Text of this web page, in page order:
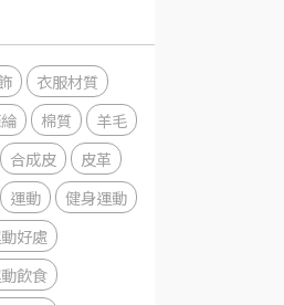
衣服材質
棉質
羊毛
合成皮
皮革
運動
健身運動
好處
飲食